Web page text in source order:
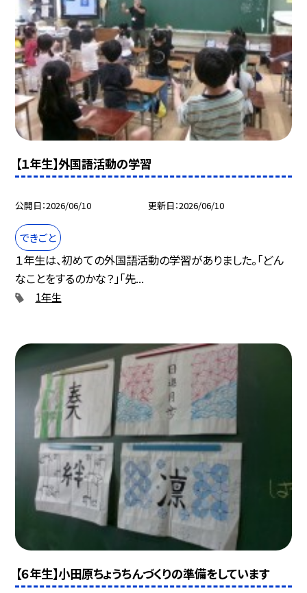
【１年生】外国語活動の学習
公開日 2026/06/10 更新日 2026/06/10
できごと
１年生は、初めての外国語活動の学習がありました。「どん
なことをするのかな？」「先...
1年生
【６年生】小田原ちょうちんづくりの準備をしています